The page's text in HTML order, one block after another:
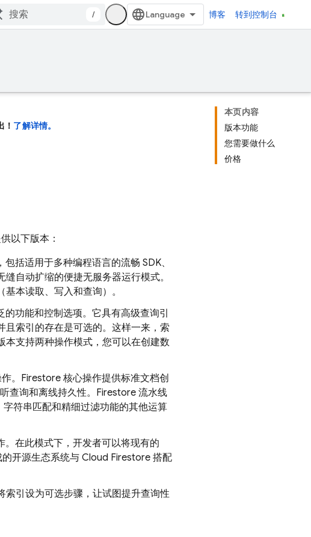
/ 博客 转到控制台
本页内容
版本功能
您需要做什么
价格
了解详情。
以下版本：
括适用于多种编程语言的流畅 SDK、
自动扩缩的便捷无服务器运行模式。
本读取、写入和查询）。
功能和控制选项。它具有高级查询引
索引的存在是可选的。这样一来，索
本支持两种操作模式，您可以在创建数
。Firestore 核心操作提供标准文档创
查询和离线持久性。Firestore 流水线
符串匹配和精细过滤功能的其他运算
在此模式下，开发者可以将现有的
开源生态系统与 Cloud Firestore 搭配
索引设为可选步骤，让试图提升查询性